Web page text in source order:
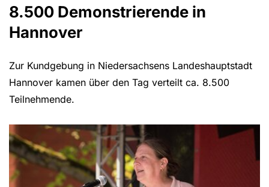
8.500 Demonstrierende in
Hannover
Zur Kundgebung in Niedersachsens Landeshauptstadt
Hannover kamen über den Tag verteilt ca. 8.500
Teilnehmende.